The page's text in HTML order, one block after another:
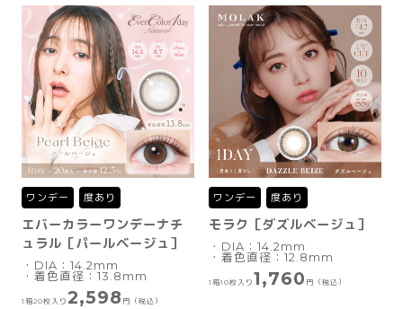
ワンデー 度あり
エバーカラーワンデーナチ
ュラル［パールベージュ］
・DIA：14.2mm
・着色直径：13.8mm
1箱20枚入り 2,598 円（税込）
ワンデー 度あり
モラク［ダズルベージュ］
・DIA：14.2mm
・着色直径：12.8mm
1箱10枚入り 1,760 円（税込）